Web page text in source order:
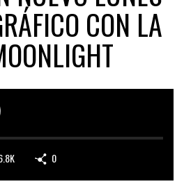
CON LA
0